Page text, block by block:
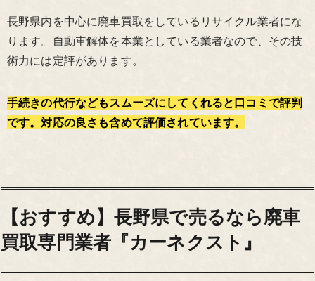
長野県内を中心に廃車買取をしているリサイクル業者にな
ります。自動車解体を本業としている業者なので、その技
術力には定評があります。
手続きの代行などもスムーズにしてくれると口コミで評判
です。対応の良さも含めて評価されています。
【おすすめ】長野県で売るなら廃車
買取専門業者『カーネクスト』